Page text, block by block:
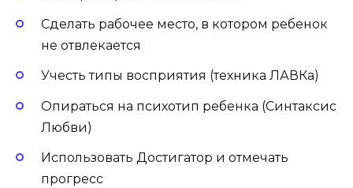
Сделать рабочее место, в котором ребенок
не отвлекается
Учесть типы восприятия (техника ЛАВКа)
Опираться на психотип ребенка (Синтаксис
Любви)
Использовать Достигатор и отмечать
прогресс